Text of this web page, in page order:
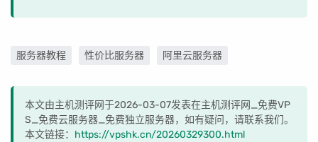
服务器教程 性价比服务器 阿里云服务器
本文由主机测评网于2026-03-07发表在主机测评网_免费VP
S_免费云服务器_免费独立服务器，如有疑问，请联系我们。
本文链接： https://vpshk.cn/20260329300.html